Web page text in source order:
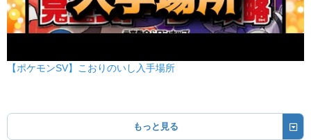
【ポケモンSV】こおりのいし入手場所
もっと見る